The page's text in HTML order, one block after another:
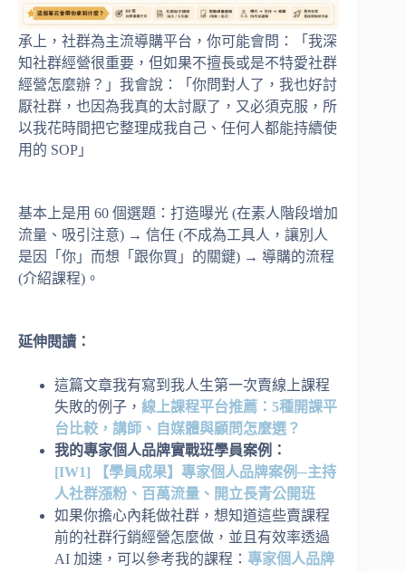
承上，社群為主流導購平台，你可能會問：「我深
知社群經營很重要，但如果不擅長或是不特愛社群
經營怎麼辦？」我會說：「你問對人了，我也好討
厭社群，也因為我真的太討厭了，又必須克服，所
以我花時間把它整理成我自己、任何人都能持續使
用的 SOP」
基本上是用 60 個選題：打造曝光 (在素人階段增加
流量、吸引注意) → 信任 (不成為工具人，讓別人
是因「你」而想「跟你買」的關鍵) → 導購的流程
(介紹課程)。
延伸閱讀：
這篇文章我有寫到我人生第一次賣線上課程
失敗的例子， 線上課程平台推薦：5種開課平
台比較，講師、自媒體與顧問怎麼選？
我的專家個人品牌實戰班學員案例：
[IW1]
【學員成果】專家個人品牌案例─主持
人社群漲粉、百萬流量、開立長青公開班
如果你擔心內耗做社群，想知道這些賣課程
前的社群行銷經營怎麼做，並且有效率透過
AI 加速，可以參考我的課程： 專家個人品牌